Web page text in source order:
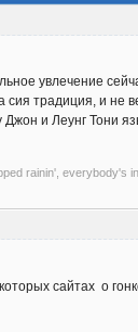
увлечение
традиция, и не
и Леунг Тони
rainin', everybody's
сайтах о